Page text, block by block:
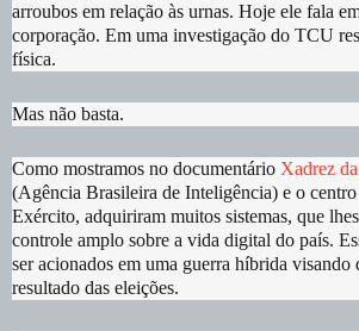
arroubos em relação às urnas. Hoje ele fala
corporação. Em uma investigação do TCU
física.
Mas não basta.
Como mostramos no documentário Xadrez
(Agência Brasileira de Inteligência) e o
Exército, adquiriram muitos sistemas, que
controle amplo sobre a vida digital do país.
ser acionados em uma guerra híbrida visando
resultado das eleições.